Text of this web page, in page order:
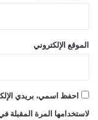
الموقع الإلكتروني
احفظ اسمي، بريدي
لاستخدامها المرة المقبلة